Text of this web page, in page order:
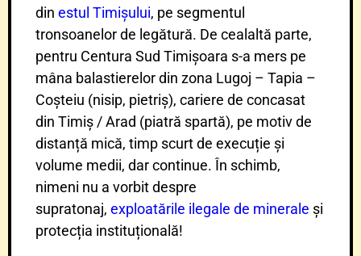
din estul Timișului, pe segmentul
tronsoanelor de legătură. De cealaltă parte,
pentru Centura Sud Timișoara s-a mers pe
mâna balastierelor din zona Lugoj – Tapia –
Coșteiu (nisip, pietriș), cariere de concasat
din Timiș / Arad (piatră spartă), pe motiv de
distanță mică, timp scurt de execuție și
volume medii, dar continue. În schimb,
nimeni nu a vorbit despre
supratonaj, exploatările ilegale de minerale și
protecția instituțională!